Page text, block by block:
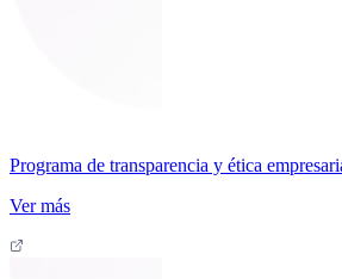
Programa de transparencia y ética
Ver más